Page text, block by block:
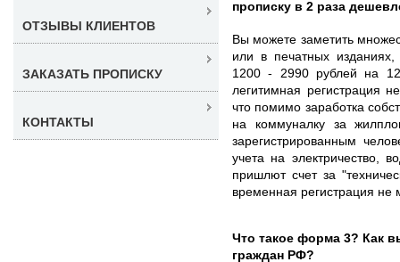
прописку в 2 раза
Вы можете заметить
или в печатных изданиях,
1200 - 2990 рублей на
легитимная регистрация
что помимо заработка
на коммуналку за
зарегистрированным
учета на электричество,
пришлют счет за
временная регистрация
Что такое форма 3? Как
граждан РФ?
ОТЗЫВЫ КЛИЕНТОВ
ЗАКАЗАТЬ ПРОПИСКУ
КОНТАКТЫ